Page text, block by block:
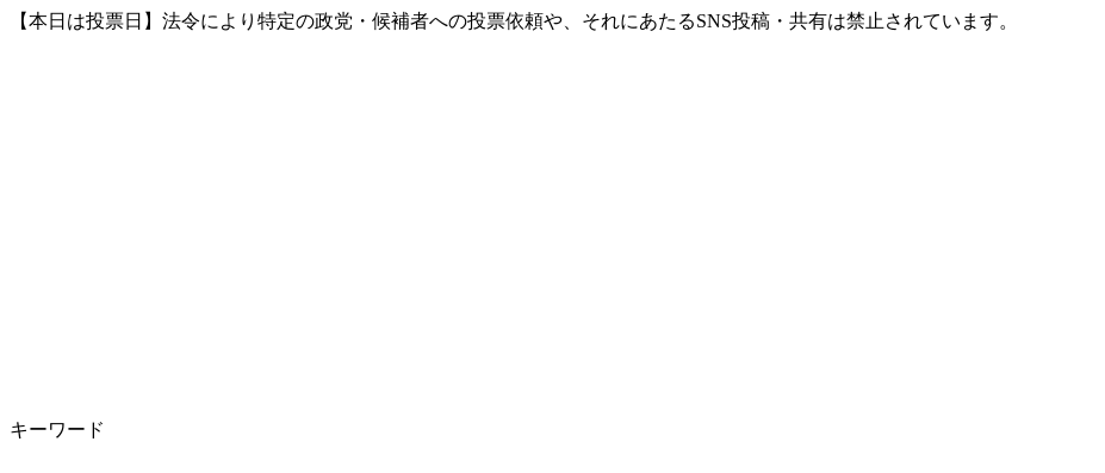
【本日は投票日】法令により特定の政党・候補者への投票依頼や、それにあたるSNS投稿・共有は禁止されています。
キーワード